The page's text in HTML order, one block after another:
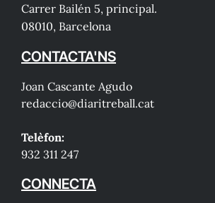
Carrer Bailén 5, principal.
08010, Barcelona
CONTACTA'NS
Joan Cascante Agudo
redaccio@diaritreball.cat
Telèfon:
932 311 247
CONNECTA